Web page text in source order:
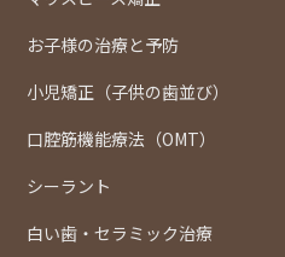
お子様の治療と予防
小児矯正（子供の歯並び）
口腔筋機能療法（OMT）
シーラント
白い歯・セラミック治療